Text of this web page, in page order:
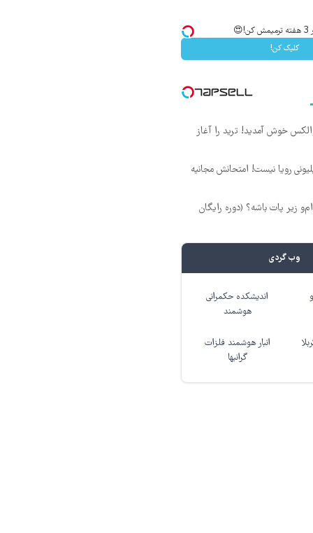
کلیک کن!
والکس خوش آمدید! ترید را آغاز
ماهی 800 میلیونی رویا نیست! امتحانش مجانیه
زیر پات باشه؟ (دوره رایگان
وب گردی
اندیشکده حکمرانی
هوشمند
انبار هوشمند فلزات
گرانبها